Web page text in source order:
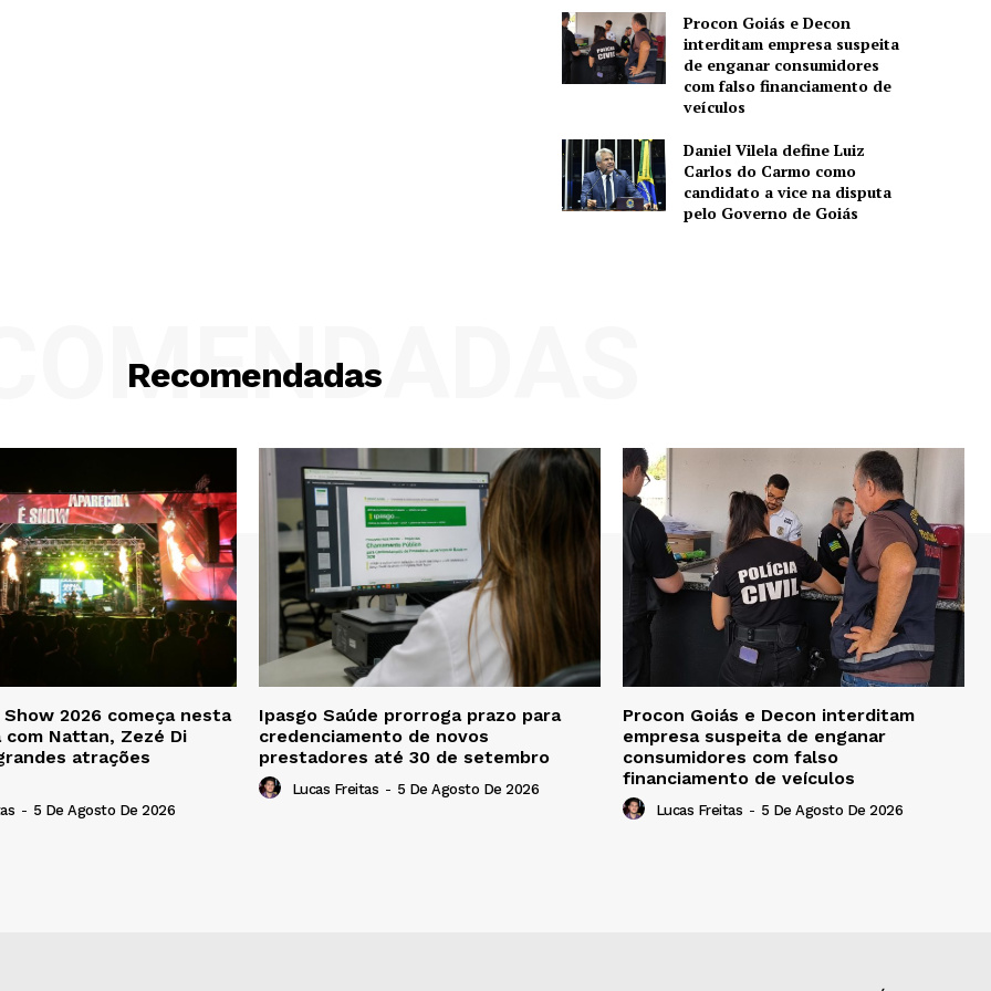
Procon Goiás e Decon
interditam empresa suspeita
de enganar consumidores
com falso financiamento de
veículos
Daniel Vilela define Luiz
Carlos do Carmo como
candidato a vice na disputa
pelo Governo de Goiás
Recomendadas
2026 começa nesta
Nattan, Zezé Di
atrações
- 5 De Agosto De 2026
Ipasgo Saúde prorroga prazo para
credenciamento de novos
prestadores até 30 de setembro
Lucas Freitas - 5 De Agosto De 2026
Procon Goiás e Decon interditam
empresa suspeita de enganar
consumidores com falso
financiamento de veículos
Lucas Freitas - 5 De Agosto De 2026